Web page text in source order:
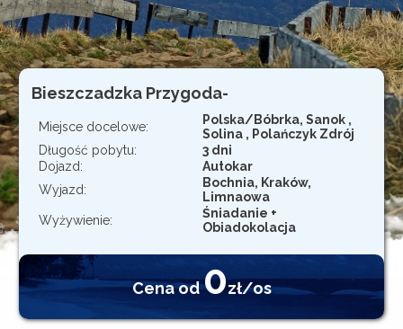
Rejestracja
Bieszczadzka Przygoda-
Miejsce docelowe:
Polska/Bóbrka, Sanok ,
Solina , Polańczyk Zdrój
Długość pobytu:
3 dni
Dojazd:
Autokar
Wyjazd:
Bochnia, Kraków,
Limnaowa
Wyżywienie:
Śniadanie +
Obiadokolacja
Cena od0zł/os